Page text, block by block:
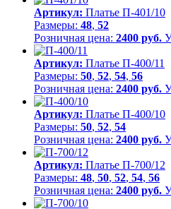
Артикул: Платье П-401/10
Размеры: 48, 52
Розничная цена: 2400 руб.
Артикул: Платье П-400/11
Размеры: 50, 52, 54, 56
Розничная цена: 2400 руб.
Артикул: Платье П-400/10
Размеры: 50, 52, 54
Розничная цена: 2400 руб.
Артикул: Платье П-700/12
Размеры: 48, 50, 52, 54, 56
Розничная цена: 2400 руб.